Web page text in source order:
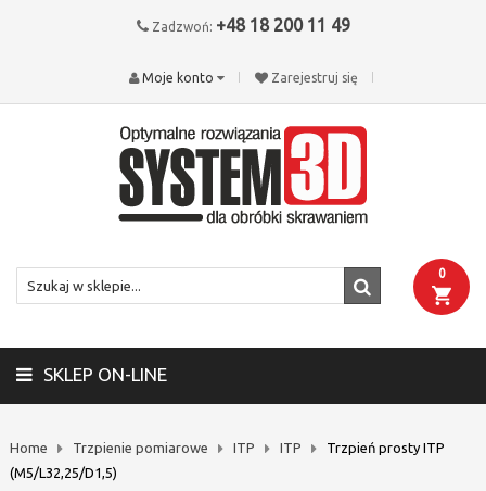
Zadzwoń: +48 18 200 11 49
Zarejestruj się
Moje konto
0
SKLEP ON-LINE
Home Trzpienie pomiarowe ITP ITP
Trzpień prosty ITP
(M5/L32,25/D1,5)